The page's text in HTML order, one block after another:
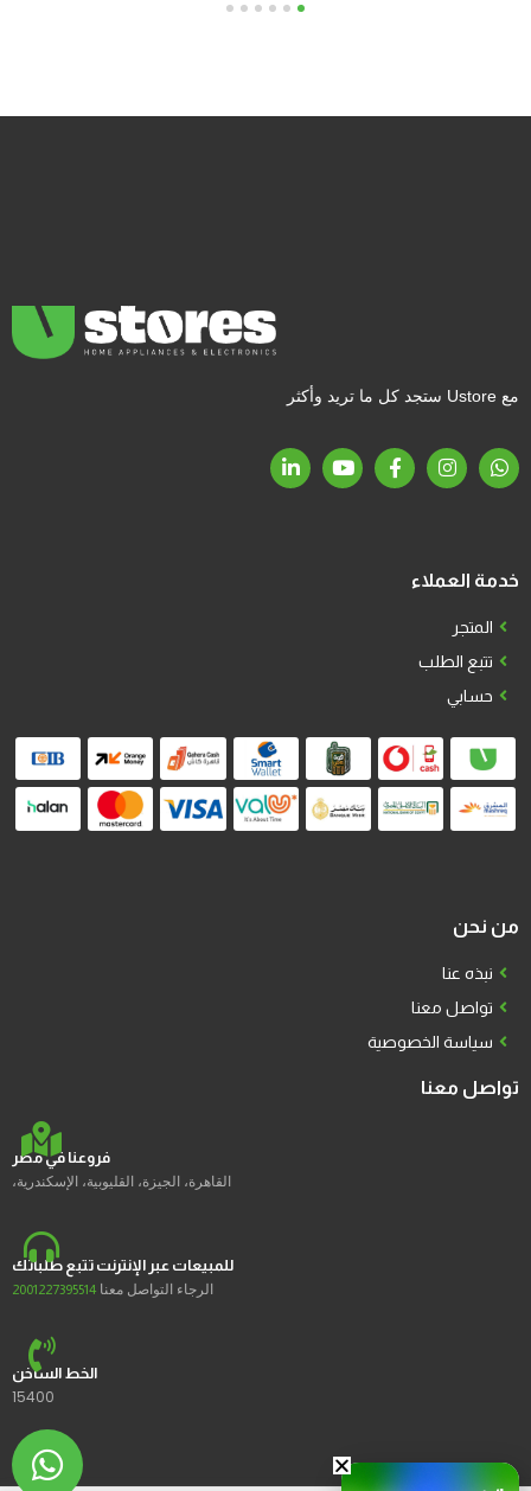
1
2
مع Ustore ستجد كل ما تريد وأكثر
خدمة العملاء
المتجر
تتبع الطلب
حسابي
من نحن
نبذه عنا
تواصل معنا
سياسة الخصوصية
تواصل معنا
فروعنا في مصر
القاهرة، الجيزة، القليوبية، الإسكندرية،
للمبيعات عبر الإنترنت تتبع طلباتك
الرجاء التواصل معنا 2001227395514
الخط الساخن
15400